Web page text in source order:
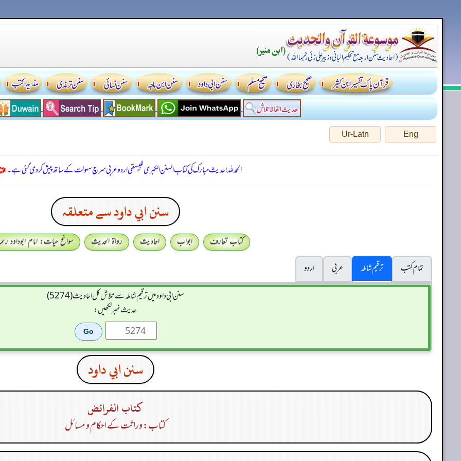
Eng
Ur-Latn
الحمدللہ! حدیث مبارک کی کتاب السنن الكبرى للبيهقي اردو عربی سرچ سہولت کے ساتھ پیش کر دی گئی ہے۔
سنن ابي داود سے متعلقہ
کتاب تعارف ابواب احادیث رواۃ الحدیث
سوانح حیات: امام ابوداود
تمام کتب
ترقیم شاملہ عربی
اردو
سنن ابي داود میں ترقیم شاملہ سے تلاش کل احادیث (5274)
حدیث نمبر لکھیں:
سنن ابي داود
كتاب الفرائض
کتاب: وراثت کے احکام و مسائل